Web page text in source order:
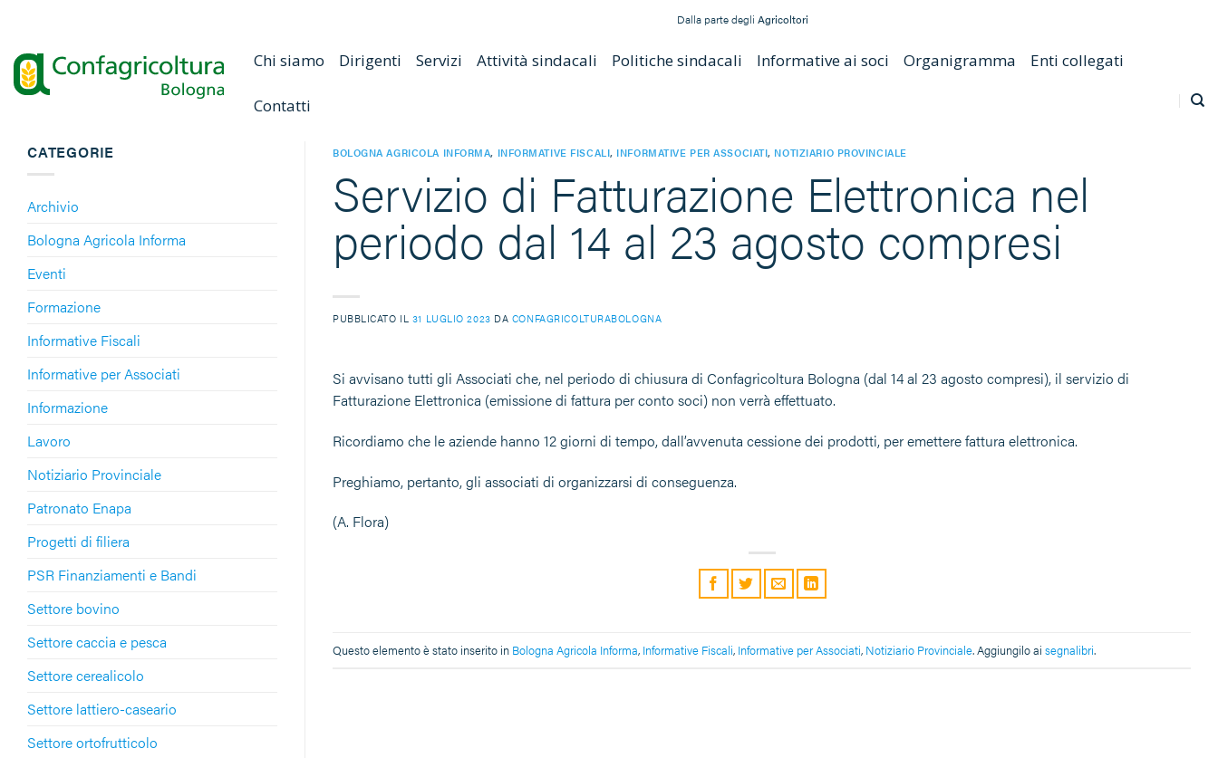
contenuti
Dalla parte degli Agricoltori
Chi siamo Dirigenti Servizi Attività sindacali Politiche sindacali Informative ai soci Organigramma Enti collegati
Contatti
CATEGORIE
Archivio
Bologna Agricola Informa
Eventi
Formazione
Informative Fiscali
Informative per Associati
Informazione
Lavoro
Notiziario Provinciale
Patronato Enapa
Progetti di filiera
PSR Finanziamenti e Bandi
Settore bovino
Settore caccia e pesca
Settore cerealicolo
Settore lattiero-caseario
Settore ortofrutticolo
BOLOGNA AGRICOLA INFORMA, INFORMATIVE FISCALI, INFORMATIVE PER ASSOCIATI, NOTIZIARIO PROVINCIALE
Servizio di Fatturazione Elettronica nel
periodo dal 14 al 23 agosto compresi
PUBBLICATO IL 31 LUGLIO 2023 DA CONFAGRICOLTURABOLOGNA
Si avvisano tutti gli Associati che, nel periodo di chiusura di Confagricoltura Bologna (dal 14 al 23 agosto compresi), il servizio di
Fatturazione Elettronica (emissione di fattura per conto soci) non verrà effettuato.
Ricordiamo che le aziende hanno 12 giorni di tempo, dall’avvenuta cessione dei prodotti, per emettere fattura elettronica.
Preghiamo, pertanto, gli associati di organizzarsi di conseguenza.
(A. Flora)
Questo elemento è stato inserito in Bologna Agricola Informa, Informative Fiscali, Informative per Associati, Notiziario Provinciale. Aggiungilo ai segnalibri.